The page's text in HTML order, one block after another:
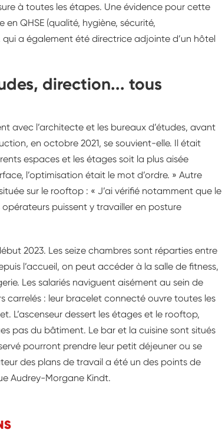
à toutes les étapes. Une évidence pour cette
QHSE (qualité, hygiène, sécurité,
a également été directrice adjointe d’un hôtel
direction... tous
avec l’architecte et les bureaux d’études, avant
en octobre 2021, se souvient-elle. Il était
espaces et les étages soit la plus aisée
l’optimisation était le mot d’ordre. » Autre
sur le rooftop : « J’ai vérifié notamment que le
puissent y travailler en posture
2023. Les seize chambres sont réparties entre
l’accueil, on peut accéder à la salle de fitness,
Les salariés naviguent aisément au sein de
carrelés : leur bracelet connecté ouvre toutes les
L’ascenseur dessert les étages et le rooftop,
pas du bâtiment. Le bar et la cuisine sont situés
pourront prendre leur petit déjeuner ou se
des plans de travail a été un des points de
Audrey-Morgane Kindt.